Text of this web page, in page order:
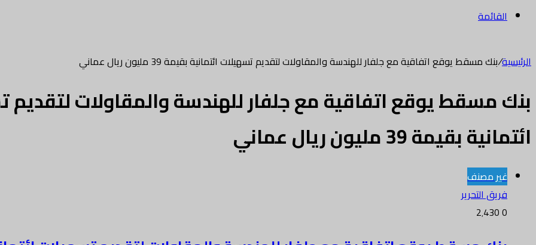
القائمة
الرئيسية/بنك مسقط يوقع اتفاقية مع جلفار للهندسة والمقاولات لتقديم تسهيلات ائتمانية بقيمة 39 مليون ريال عماني
بنك مسقط يوقع اتفاقية مع جلفار للهندسة والمقاولات لتقديم
ائتمانية بقيمة 39 مليون ريال عماني
غير مصنف
فريق التحرير
0